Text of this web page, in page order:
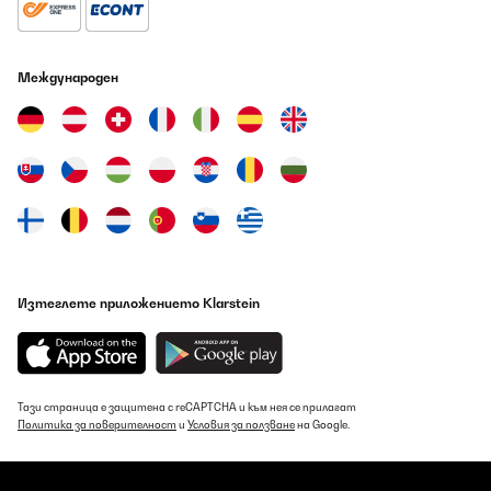
Amazon-Benutzer
Превод
C’est comme sur les photos de présentation. L’alimentation, je
trouve un légère au niveau du choix de diamètre de câble.
Connecté à un chargeur de téléphone, cela semble fonctionner.
programmes. Sinon le mode d’emploi doit être à portée de main.
jours sans y toucher pour vérifier si cela est valable. Très
silencieuse. Elle n’est pas près de moi lorsque je dors. Dans la
pièce principale et personne ne se plaint. Elle est jolie et bien finie
est délicate à ouvrir d’une main. Un aimant peut être ?
Compléments après presque une semaine d’utilisation : charge
Международен
Изтеглете приложението Klarstein
Тази страница е защитена с reCAPTCHA и към нея се прилагат
Политика за поверителност и Условия за ползванена Google.